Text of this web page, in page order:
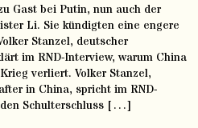
Gast bei Putin, nun auch der
Li. Sie kündigten eine engere
Stanzel, deutscher
im RND-Interview, warum China
verliert. Volker Stanzel,
in China, spricht im RND-
Schulterschluss […]